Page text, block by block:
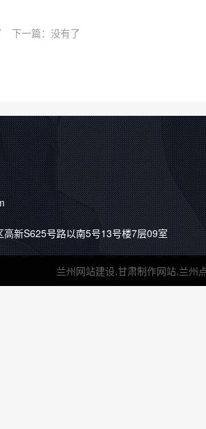
下一篇：没有了
新S625号路以南5号13号楼7层09室
兰州网站建设,甘肃制作网站,